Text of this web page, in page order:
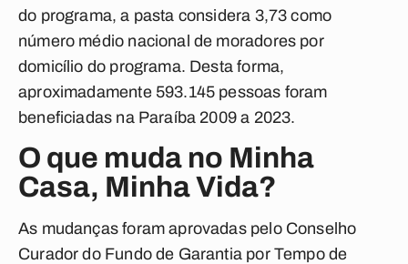
do programa, a pasta considera 3,73 como
número médio nacional de moradores por
domicílio do programa. Desta forma,
aproximadamente 593.145 pessoas foram
beneficiadas na Paraíba 2009 a 2023.
O que muda no Minha
Casa, Minha Vida?
As mudanças foram aprovadas pelo Conselho
Curador do Fundo de Garantia por Tempo de